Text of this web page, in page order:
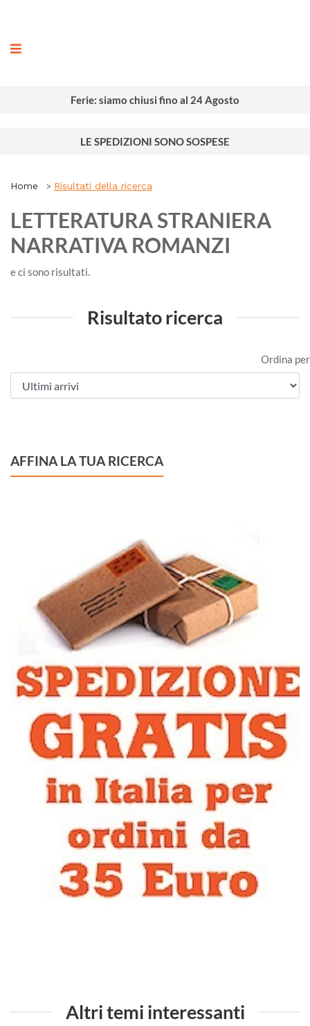
Ferie: siamo chiusi fino al 24 Agosto
LE SPEDIZIONI SONO SOSPESE
Home Risultati della ricerca
LETTERATURA STRANIERA
NARRATIVA ROMANZI
e ci sono risultati.
Risultato ricerca
AFFINA LA TUA RICERCA
Ordina per
Altri temi interessanti